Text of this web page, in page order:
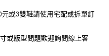
不需儲值。
可結帳。
款。
費
或3雙鞋請使用宅配或拆單訂
或版型問題歡迎詢問線上客